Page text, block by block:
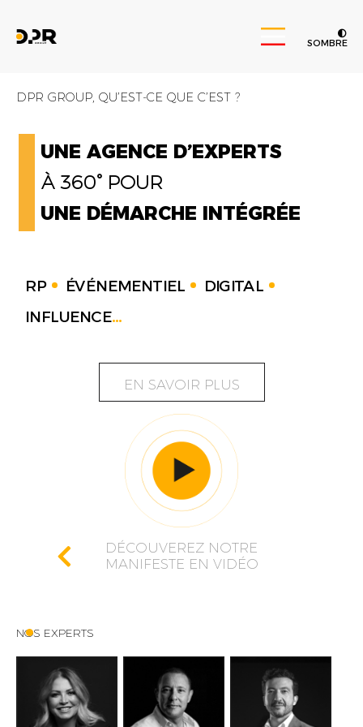
SOMBRE
DPR GROUP, QU’EST-CE QUE C’EST ?
UNE AGENCE D’EXPERTS
À 360° POUR
UNE DÉMARCHE INTÉGRÉE
RP ÉVÉNEMENTIEL
DIGITAL
INFLUENCE...
EN SAVOIR PLUS
DÉCOUVEREZ NOTRE
MANIFESTE EN VIDÉO
NOS EXPERTS